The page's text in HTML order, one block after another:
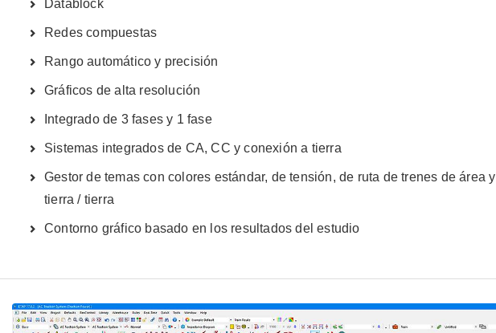
Datablock
Redes compuestas
Rango automático y precisión
Gráficos de alta resolución
Integrado de 3 fases y 1 fase
Sistemas integrados de CA, CC y conexión a tierra
Gestor de temas con colores estándar, de tensión, de ruta de trenes de área y
tierra / tierra
Contorno gráfico basado en los resultados del estudio